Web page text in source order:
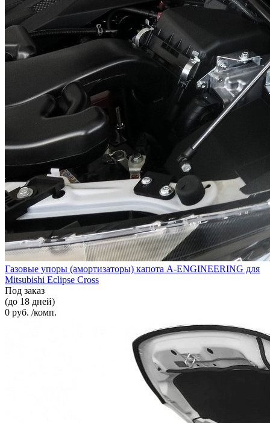
Газовые упоры (амортизаторы) капота A-ENGINEERING для
Mitsubishi Eclipse Cross
Под заказ
(до 18 дней)
0 руб. /комп.